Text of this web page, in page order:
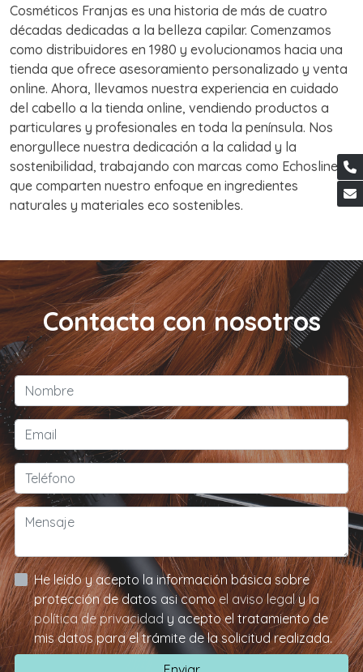
Cosméticos Franjas es una historia de más de cuatro
décadas dedicadas a la belleza capilar. Comenzamos
como distribuidores en 1980 y evolucionamos hacia una
tienda que ofrece asesoramiento personalizado y venta
online. Ahora, llevamos nuestra experiencia en cuidado
del cabello a la tienda online, vendiendo productos a
particulares y profesionales en toda la península. Nos
enorgullece nuestra dedicación a la calidad y la
sostenibilidad, trabajando con marcas como Echosline
que comparten nuestro enfoque en ingredientes
naturales y materiales eco sostenibles.
Contacta con nosotros
He leído y acepto la información básica sobre
protección de datos asi comoel aviso legalyla
política de privacidad y acepto el tratamiento de
mis datos para el trámite de la solicitud realizada.